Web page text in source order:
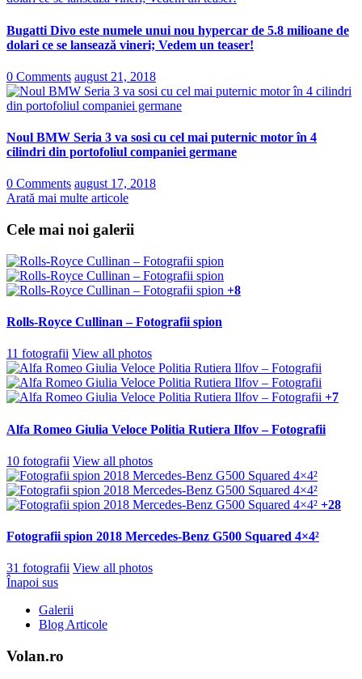
Bugatti Divo este numele unui nou hypercar de 5.8 milioane de
dolari ce se lansează vineri; Vedem un teaser!
0 Comments august 21, 2018
Noul BMW Seria 3 va sosi cu cel mai puternic motor în 4
cilindri din portofoliul companiei germane
0 Comments august 17, 2018
Arată mai multe articole
Cele mai noi galerii
+8
Rolls-Royce Cullinan – Fotografii spion
11 fotografii View all photos
+7
Alfa Romeo Giulia Veloce Politia Rutiera Ilfov – Fotografii
10 fotografii View all photos
+28
Fotografii spion 2018 Mercedes-Benz G500 Squared 4×4²
31 fotografii View all photos
Înapoi sus
Galerii
Blog Articole
Volan.ro